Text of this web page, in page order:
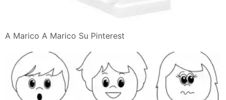
A Marico A Marico Su Pinterest